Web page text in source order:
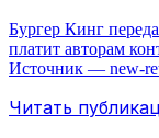
Бургер Кинг
платит авторам
Источник — new-
Читать